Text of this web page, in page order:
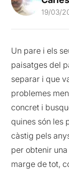
19/03/
Un pare i els
paisatges del
separar i que
problemes
concret i
quines són les
càstig pels
per obtenir
marge de tot,